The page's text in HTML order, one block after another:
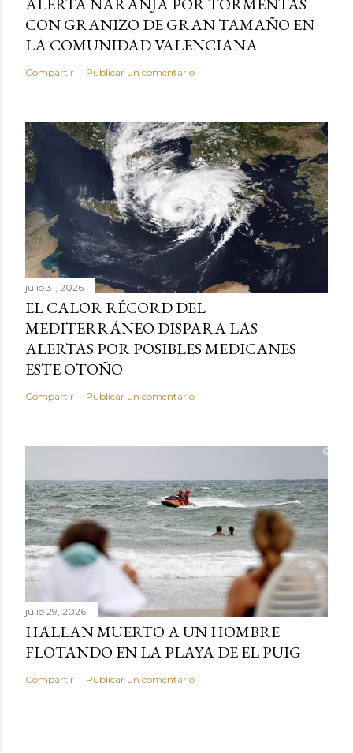
CON GRANIZO DE GRAN TAMAÑO EN
LA COMUNIDAD VALENCIANA
Compartir Publicar un comentario
julio 31, 2026
EL CALOR RÉCORD DEL
MEDITERRÁNEO DISPARA LAS
ALERTAS POR POSIBLES MEDICANES
ESTE OTOÑO
Compartir Publicar un comentario
julio 29, 2026
HALLAN MUERTO A UN HOMBRE
FLOTANDO EN LA PLAYA DE EL PUIG
Compartir Publicar un comentario